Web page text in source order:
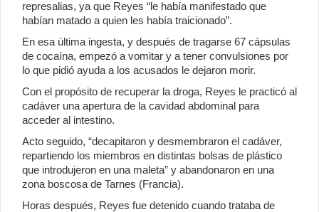
represalias, ya que Reyes “le había manifestado que
habían matado a quien les había traicionado”.
En esa última ingesta, y después de tragarse 67 cápsulas
de cocaína, empezó a vomitar y a tener convulsiones por
lo que pidió ayuda a los acusados le dejaron morir.
Con el propósito de recuperar la droga, Reyes le practicó al
cadáver una apertura de la cavidad abdominal para
acceder al intestino.
Acto seguido, “decapitaron y desmembraron el cadáver,
repartiendo los miembros en distintas bolsas de plástico
que introdujeron en una maleta” y abandonaron en una
zona boscosa de Tarnes (Francia).
Horas después, Reyes fue detenido cuando trataba de